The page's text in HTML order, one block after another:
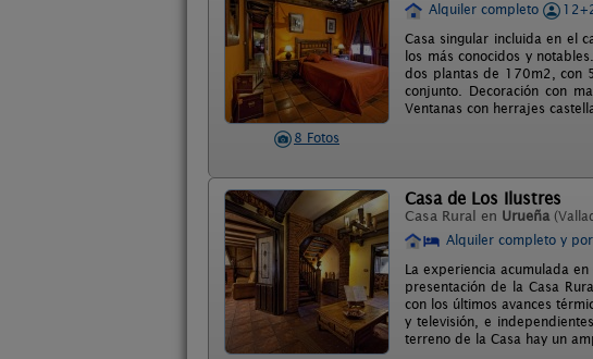
8 Fotos
Alquiler completo
Casa singular incluida en el
los más conocidos y
dos plantas de 170m2, con
conjunto. Decoración con
Ventanas con herrajes
Casa de Los Ilustres
Casa Rural en Urueña
Alquiler completo y
La experiencia acumulada
presentación de la Casa
con los últimos avances
y televisión, e
terreno de la Casa hay un